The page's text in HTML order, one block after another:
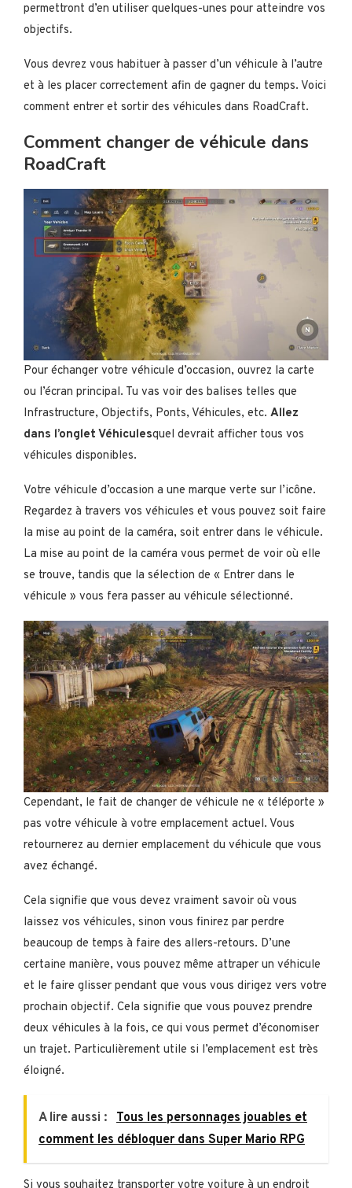
permettront d’en utiliser quelques-unes pour atteindre vos
objectifs.
Vous devrez vous habituer à passer d’un véhicule à l’autre
et à les placer correctement afin de gagner du temps. Voici
comment entrer et sortir des véhicules dans RoadCraft.
Comment changer de véhicule dans
RoadCraft
Pour échanger votre véhicule d’occasion, ouvrez la carte
ou l’écran principal. Tu vas voir des balises telles que
Infrastructure, Objectifs, Ponts, Véhicules, etc. Allez
dans l’onglet Véhiculesquel devrait afficher tous vos
véhicules disponibles.
Votre véhicule d’occasion a une marque verte sur l’icône.
Regardez à travers vos véhicules et vous pouvez soit faire
la mise au point de la caméra, soit entrer dans le véhicule.
La mise au point de la caméra vous permet de voir où elle
se trouve, tandis que la sélection de « Entrer dans le
véhicule » vous fera passer au véhicule sélectionné.
Cependant, le fait de changer de véhicule ne « téléporte »
pas votre véhicule à votre emplacement actuel. Vous
retournerez au dernier emplacement du véhicule que vous
avez échangé.
Cela signifie que vous devez vraiment savoir où vous
laissez vos véhicules, sinon vous finirez par perdre
beaucoup de temps à faire des allers-retours. D’une
certaine manière, vous pouvez même attraper un véhicule
et le faire glisser pendant que vous vous dirigez vers votre
prochain objectif. Cela signifie que vous pouvez prendre
deux véhicules à la fois, ce qui vous permet d’économiser
un trajet. Particulièrement utile si l’emplacement est très
éloigné.
A lire aussi : Tous les personnages jouables et
comment les débloquer dans Super Mario RPG